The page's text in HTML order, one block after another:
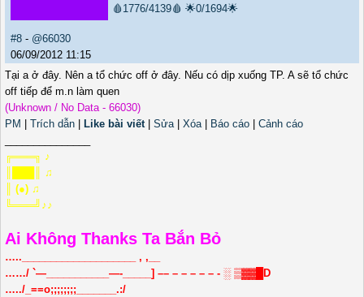
🩸1776/4139🩸 🌟0/1694🌟
#8 - @66030
06/09/2012 11:15
Tại a ở đây. Nên a tổ chức off ở đây. Nếu có dịp xuống TP. A sẽ tổ chức
off tiếp để m.n làm quen
(Unknown / No Data - 66030)
PM
Trích dẫn Like bài viết| Sửa| Xóa| Báo cáo
Cảnh cáo
╔═══╗ ♪
║███║ ♫
║ (●) ♫
╚═══╝♪♪
Ai Không Thanks Ta Bắn Bỏ
…..____________________ , ,__
……/ `—___________—-_____] –– – – – – – - ░ ▒▓▓█D
…../_==o;;;;;;;;_______.:/